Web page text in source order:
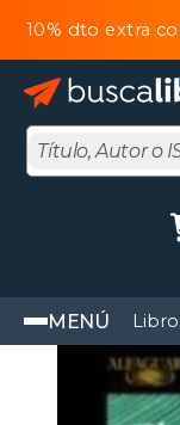
10% dto extra
MENÚ